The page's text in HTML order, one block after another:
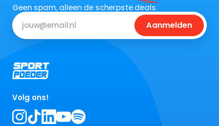
Geen spam, alleen de scherpste deals.
Aanmelden
Volg ons!